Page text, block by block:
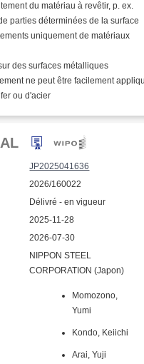
du matériau à revêtir, p. ex.
parties déterminées de la surface
uniquement de matériaux
des surfaces métalliques
ne peut être facilement
ou d'acier
JP2025041636
2026/160022
Délivré - en vigueur
2025-11-28
2026-07-30
NIPPON STEEL
CORPORATION (Japon)
Momozono,
Yumi
Kondo, Keiichi
Arai, Yuji